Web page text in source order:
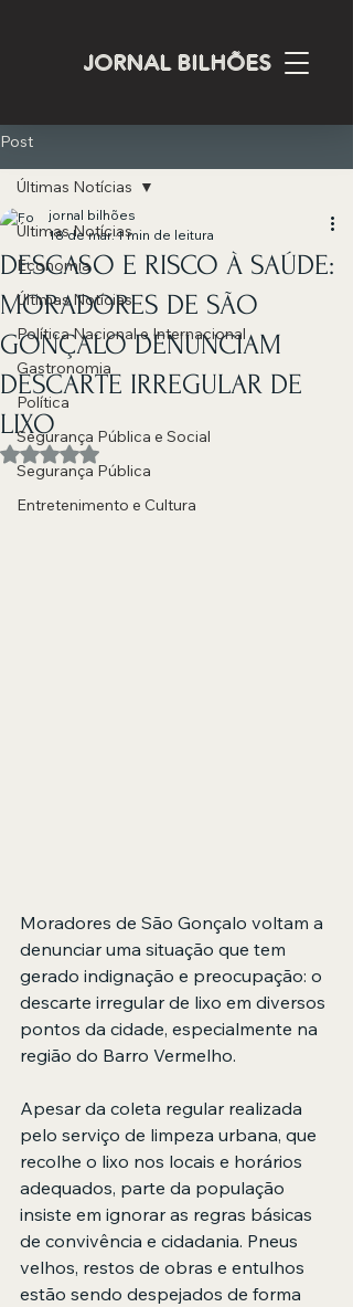
JORNAL BILHÕES
Post
Últimas Notícias
Economia
Últimas Notícias
Política Nacional e Internacional
Gastronomia
Política
Segurança Pública e Social
Segurança Pública
Entretenimento e Cultura
Últimas Notícias
DESCASO E RISCO À SAÚDE:
MORADORES DE SÃO
GONÇALO DENUNCIAM
DESCARTE IRREGULAR DE
LIXO
jornal bilhões
18 de mar.1 min de leitura
Avaliado com NaN de 5 estrelas.
Moradores de São Gonçalo voltam a
denunciar uma situação que tem
gerado indignação e preocupação: o
descarte irregular de lixo em diversos
pontos da cidade, especialmente na
região do Barro Vermelho.
Apesar da coleta regular realizada
pelo serviço de limpeza urbana, que
recolhe o lixo nos locais e horários
adequados, parte da população
insiste em ignorar as regras básicas
de convivência e cidadania. Pneus
velhos, restos de obras e entulhos
estão sendo despejados de forma